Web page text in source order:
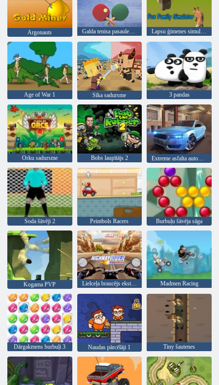
Argonauts Galda tenisa pasaules tūre Lapsu ģimenes simulators
Age of War 1 Sīka sadursme 3 pandas
Orku sadursme Bobs laupītājs 2 Extreme asfalta automašīnu sacīkstes
Soda šāvēji 2 Peintbols Racers Burbuļu šāvēja sāga
Kogama PVP Lielceļa braucējs ekstrēms Madmen Racing
Dārgakmens burbuļi 3 Naudas pārcēlāji 1 Tiny šautenes